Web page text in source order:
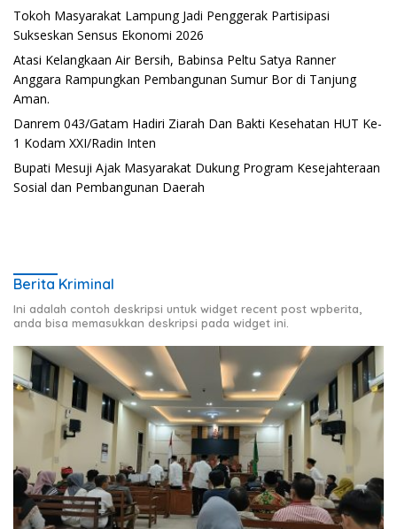
Tokoh Masyarakat Lampung Jadi Penggerak Partisipasi
Sukseskan Sensus Ekonomi 2026
Atasi Kelangkaan Air Bersih, Babinsa Peltu Satya Ranner
Anggara Rampungkan Pembangunan Sumur Bor di Tanjung
Aman.
Danrem 043/Gatam Hadiri Ziarah Dan Bakti Kesehatan HUT Ke-
1 Kodam XXI/Radin Inten
Bupati Mesuji Ajak Masyarakat Dukung Program Kesejahteraan
Sosial dan Pembangunan Daerah
Berita Kriminal
Ini adalah contoh deskripsi untuk widget recent post wpberita,
anda bisa memasukkan deskripsi pada widget ini.